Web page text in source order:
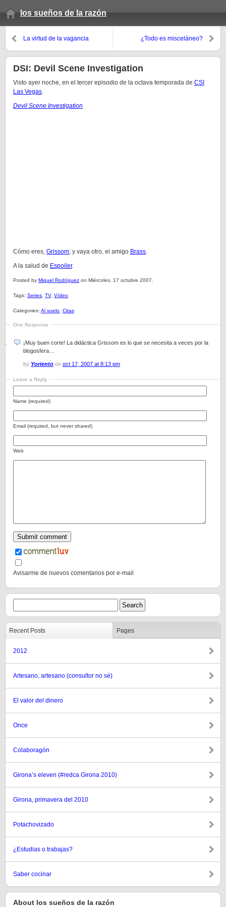
los sueños de la razón
La virtud de la vagancia ¿Todo es misceláneo?
DSI: Devil Scene Investigation
Visto ayer noche, en el tercer episodio de la octava temporada de CSI
Las Vegas.
Devil Scene Investigation
Cómo eres, Grissom; y vaya otro, el amigo Brass.
A la salud de Espoiler.
Posted by Miquel Rodríguez on Miércoles, 17 octubre 2007.
Tags: Series TV, Vídeo
Categories: Al vuelo Citas
One Response
¡Muy buen corte! La didáctica Grissom es lo que se necesita a veces por la
blogosfera…
by Yoriento on oct 17, 2007 at 8:13 pm
Leave a Reply
Name (required)
Email (required, but never shared)
Web
Avisarme de nuevos comentarios por e-mail
Recent Posts Pages
2012
Artesano, artesano (consultor no sé)
El valor del dinero
Once
Colaboragón
Girona’s eleven (#redca Girona 2010)
Girona, primavera del 2010
Potachovizado
¿Estudias o trabajas?
Saber cocinar
About los sueños de la razón